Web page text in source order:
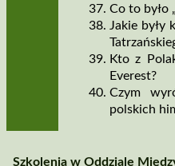
Co to było
Jakie były
Kto z
Everest?
Czym
polskich
Szkolenia w Oddziale